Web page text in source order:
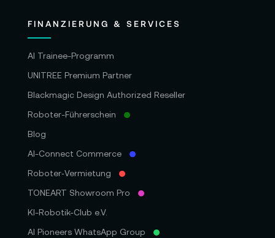
FINANZIERUNG & SERVICES
AI Trainee-Programm
UNITREE Premium Partner
Blackmagic Design Authorized Reseller
Roboter-Führerschein
Blog
AI-Connect Commerce
Roboter‑Vermietung
TONEART Showroom Pro
KI-Robotik-Club e.V.
AI Pioneers WhatsApp Group